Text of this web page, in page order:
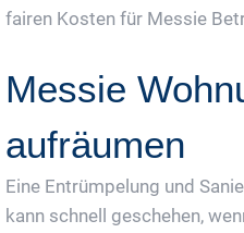
fairen Kosten für Messie
Messie
aufräumen
Eine Entrümpelung und
kann schnell geschehen,